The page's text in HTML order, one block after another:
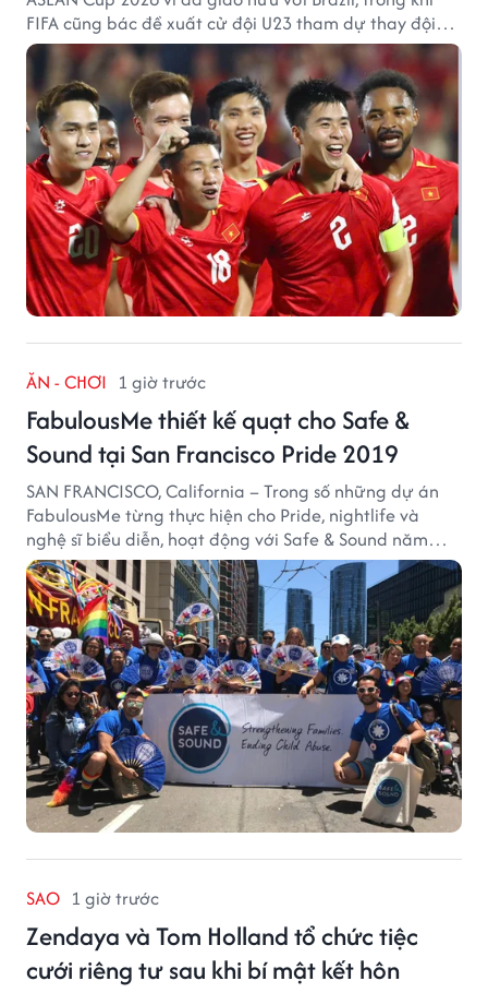
FIFA cũng bác đề xuất cử đội U23 tham dự thay đội
tuyển quốc gia.
ĂN - CHƠI 1 giờ trước
FabulousMe thiết kế quạt cho Safe &
Sound tại San Francisco Pride 2019
SAN FRANCISCO, California – Trong số những dự án
FabulousMe từng thực hiện cho Pride, nightlife và
nghệ sĩ biểu diễn, hoạt động với Safe & Sound năm
2019 mang một bối cảnh khác biệt. Safe & Sound là tổ
chức phi lợi nhuận tại San Francisco hoạt động trong
lĩnh vực phòng ngừa bạo hành trẻ em, hỗ trợ gia đình
và xây dựng môi trường an toàn cho trẻ em.
SAO 1 giờ trước
Zendaya và Tom Holland tổ chức tiệc
cưới riêng tư sau khi bí mật kết hôn